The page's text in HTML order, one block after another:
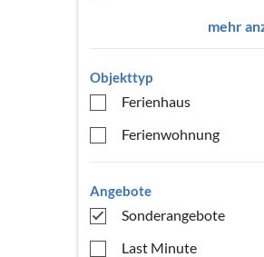
mehr
Objekttyp
Ferienhaus
Ferienwohnung
Angebote
Sonderangebote
Last Minute